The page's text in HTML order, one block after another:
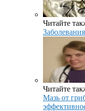
Читайте
Читайте
Мазь от